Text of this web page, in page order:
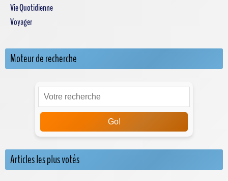
Vie Quotidienne
Voyager
Moteur de recherche
Go!
Articles les plus votés